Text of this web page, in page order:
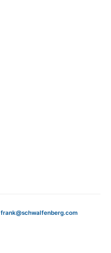
frank@schwalfenberg.com